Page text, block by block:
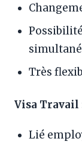
Très
Visa Travail
Lié